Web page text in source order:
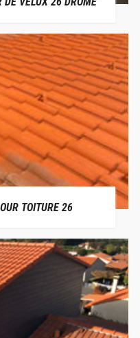
TOITURE 26